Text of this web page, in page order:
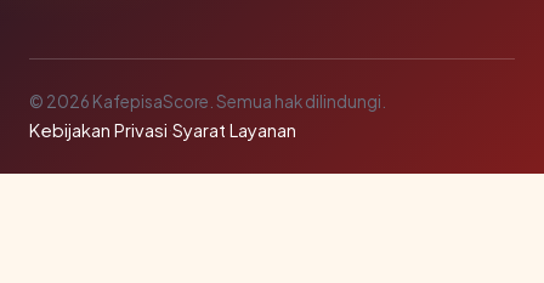
© 2026 KafepisaScore. Semua hak dilindungi.
Kebijakan Privasi·Syarat Layanan